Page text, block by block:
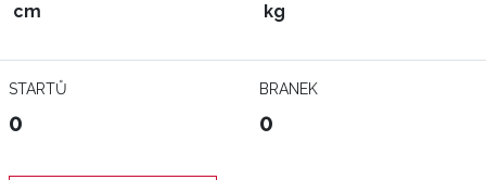
cm kg
STARTŮ
0
BRANEK
0